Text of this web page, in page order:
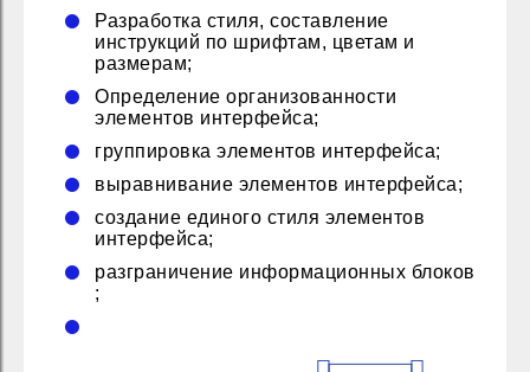
Разработка стиля, составление
инструкций по шрифтам, цветам и
размерам;
Определение организованности
элементов интерфейса;
группировка элементов интерфейса;
выравнивание элементов интерфейса;
создание единого стиля элементов
интерфейса;
разграничение информационных блоков
;